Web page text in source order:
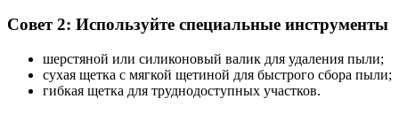
Совет 2: Используйте специальные инструменты
шерстяной или силиконовый валик для удаления пыли;
сухая щетка с мягкой щетиной для быстрого сбора пыли;
гибкая щетка для труднодоступных участков.